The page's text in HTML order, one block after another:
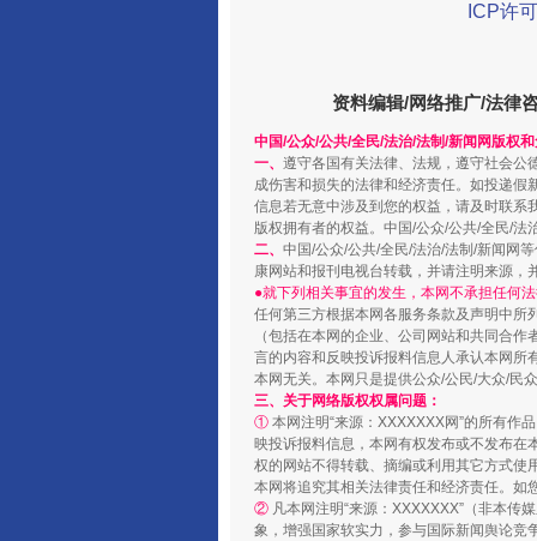
国家大学科技园优化重塑工作
ICP许
资料编辑/网络推广/法律
中国/公众/公共/全民/法治/法制/新闻网版权
一、 遵守各国有关法律、法规，遵守社会公
成伤害和损失的法律和经济责任。如投递
信息若无意中涉及到您的权益，请及时联系
版权拥有者的权益。中国/公众/公共/全民/法
二、 中国/公众/公共/全民/法治/法制/新闻网
康网站和报刊电视台转载，并请注明来源，
●就下列相关事宜的发生，本网不承担任何
任何第三方根据本网各服务条款及声明中所
（包括在本网的企业、公司网站和共同合作
言的内容和反映投诉报料信息人承认本网所
本网无关。本网只是提供公众/公民/大众/民
三、关于网络版权权属问题：
① 本网注明“来源：XXXXXXX网”的所有作
映投诉报料信息，本网有权发布或不发布
权的网站不得转载、摘编或利用其它方式使
本网将追究其相关法律责任和经济责任。如
② 凡本网注明“来源：XXXXXXX”（非本传
象，增强国家软实力，参与国际新闻舆论竞